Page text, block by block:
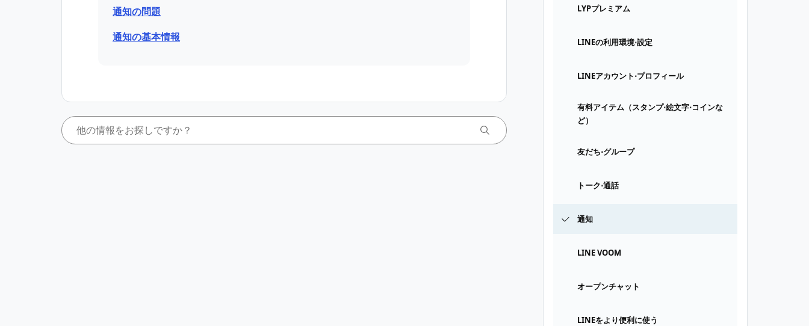
LYPプレミアム
LINEの利用環境⋅設定
LINEアカウント⋅プロフィール
有料アイテム（スタンプ⋅絵文字⋅コインな
ど）
友だち⋅グループ
トーク⋅通話
通知
LINE VOOM
オープンチャット
LINEをより便利に使う
通知の問題
通知の基本情報